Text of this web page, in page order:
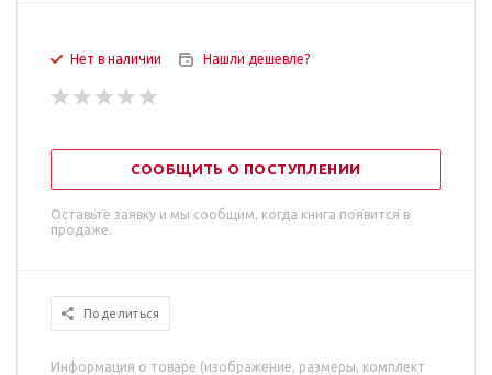
Нет в наличии Нашли дешевле?
СООБЩИТЬ О ПОСТУПЛЕНИИ
Оставьте заявку и мы сообщим, когда книга появится в
продаже.
Поделиться
Информация о товаре (изображение, размеры, комплект